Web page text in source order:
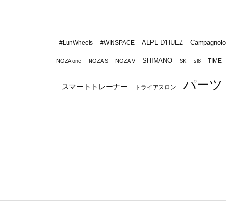
#LunWheels #WINSPACE ALPE D'HUEZ Campagnolo
NOZA one NOZA S NOZA V SHIMANO SK sl8 TIME
スマートトレーナー トライアスロン パーツ